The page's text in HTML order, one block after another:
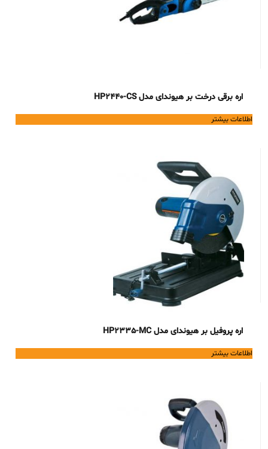
اره برقی درخت بر هیوندای مدل HP2440-CS
اطلاعات بیشتر
اره پروفیل بر هیوندای مدل HP2335-MC
اطلاعات بیشتر